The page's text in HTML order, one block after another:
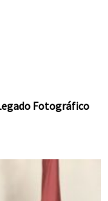
Fotográfico